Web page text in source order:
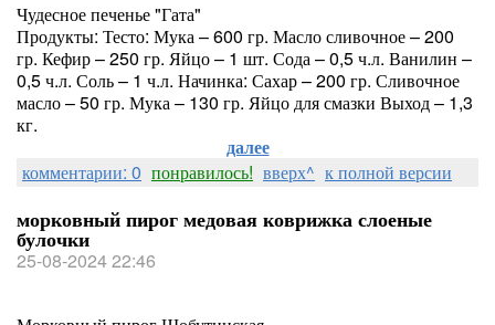
Чудесное печенье "Гата"
Продукты: Тесто: Мука – 600 гр. Масло сливочное – 200
гр. Кефир – 250 гр. Яйцо – 1 шт. Сода – 0,5 ч.л. Ванилин –
0,5 ч.л. Соль – 1 ч.л. Начинка: Сахар – 200 гр. Сливочное
масло – 50 гр. Мука – 130 гр. Яйцо для смазки Выход – 1,3
кг.
далее
комментарии: 0 понравилось! вверх^ к полной версии
морковный пирог медовая коврижка слоеные
булочки
25-08-2024 22:46